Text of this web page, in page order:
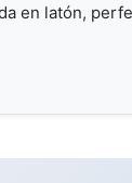
en latón,